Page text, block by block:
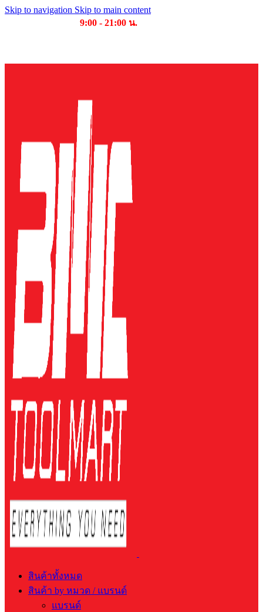
Skip to navigation Skip to main content
9:00 - 21:00 น.
สินค้าทั้งหมด
สินค้า by หมวด / แบรนด์
แบรนด์